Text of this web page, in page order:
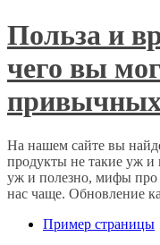
Польза и
чего вы
На нашем сайте вы
продукты не такие уж и
уж и полезно, мифы про
нас чаще. Обновление
Пример страницы